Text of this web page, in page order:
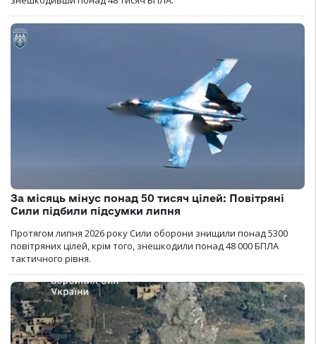
За місяць мінус понад 50 тисяч цілей: Повітряні
Сили підбили підсумки липня
Протягом липня 2026 року Cили оборони знищили понад 5300
повітряних цілей, крім того, знешкодили понад 48 000 БПЛА
тактичного рівня.